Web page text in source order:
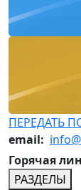
ПЕРЕДАТЬ
email:
Горячая
РАЗДЕЛЫ